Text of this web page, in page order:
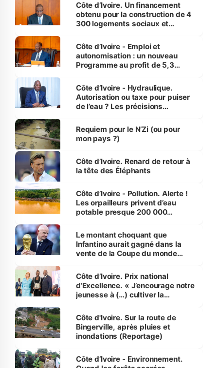
Côte d’Ivoire. Un financement
obtenu pour la construction de 4
300 logements sociaux et
et Yamoussoukro
Côte d’Ivoire - Emploi et
autonomisation : un nouveau
Programme au profit de 5,3
Côte d’Ivoire - Hydraulique.
Autorisation ou taxe pour puiser
de l’eau ? Les précisions
Requiem pour le N’Zi (ou pour
mon pays ?)
Côte d’Ivoire. Renard de retour à
la tête des Éléphants
Côte d’Ivoire - Pollution. Alerte !
Les orpailleurs privent d’eau
potable presque 200 000
Le montant choquant que
Infantino aurait gagné dans la
vente de la Coupe du monde
Côte d’Ivoire. Prix national
d’Excellence. « J’encourage notre
jeunesse à (…) cultiver la
(Alassane Ouattara
Côte d'Ivoire. Sur la route de
Bingerville, après pluies et
inondations (Reportage)
Côte d’Ivoire - Environnement.